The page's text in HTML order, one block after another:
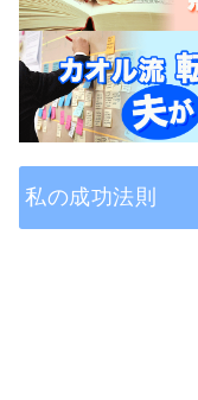
私の成功法則